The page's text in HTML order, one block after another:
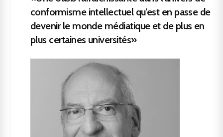
conformisme intellectuel qu’est en passe de
devenir le monde médiatique et de plus en
plus certaines universités»